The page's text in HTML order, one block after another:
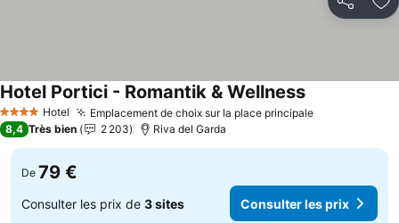
Partager
4 Étoiles Hotel Emplacement de choix sur la place principaleConsulter
Hotel Portici - Romantik & WellnessConsulter les
8,4 Très bien 2 203 Riva del Garda
De 79 €
Consulter les prix de 3 sites Consulter les prix